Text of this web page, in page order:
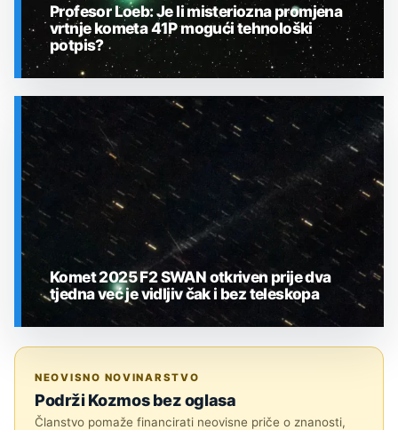
SVEMIR
Profesor Loeb: Je li misteriozna promjena
vrtnje kometa 41P mogući tehnološki
potpis?
Komet 2025 F2 SWAN otkriven prije dva
tjedna već je vidljiv čak i bez teleskopa
NEOVISNO NOVINARSTVO
Podrži Kozmos bez oglasa
Članstvo pomaže financirati neovisne priče o znanosti,